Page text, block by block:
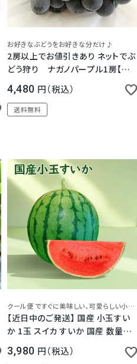
お好きなぶどうをお好きな分だけ♪
2房以上でお値引きあり ネットでぶ
どう狩り ナガノパープル1房【秀
4,480 税込
送料無料
クール便 ですぐに美味しい、可愛らしい小玉サイズ
【近日中のご発送】 国産 小玉すい
か 1玉 スイカ すいか 国産 数量限
定 メッセージカード フルーツ 果物
クール便
3,980 税込